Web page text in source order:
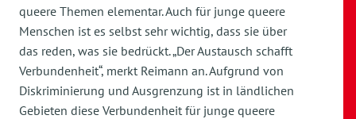
queere Themen elementar. Auch für junge queere
Menschen ist es selbst sehr wichtig, dass sie über
das reden, was sie bedrückt. „Der Austausch schafft
Verbundenheit“, merkt Reimann an. Aufgrund von
Diskriminierung und Ausgrenzung ist in ländlichen
Gebieten diese Verbundenheit für junge queere